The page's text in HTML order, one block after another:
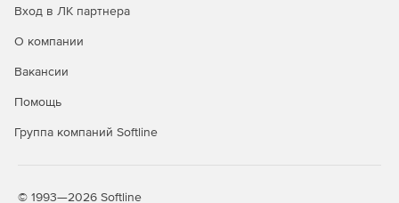
Вход в ЛК партнера
О компании
Вакансии
Помощь
Группа компаний Softline
© 1993—2026 Softline